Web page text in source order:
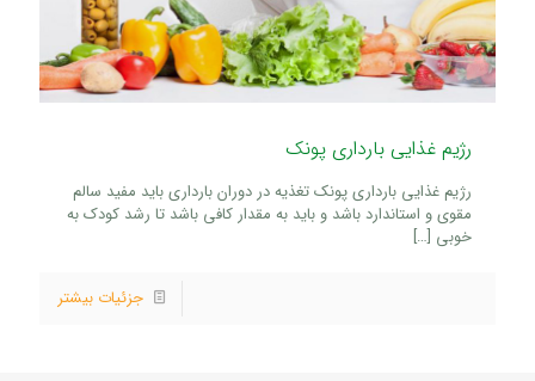
رژیم غذایی بارداری پونک
رژیم غذایی بارداری پونک تغذیه در دوران بارداری باید مفید سالم
مقوی و استاندارد باشد و باید به مقدار کافی باشد تا رشد کودک به
خوبی […]
جزئیات بیشتر